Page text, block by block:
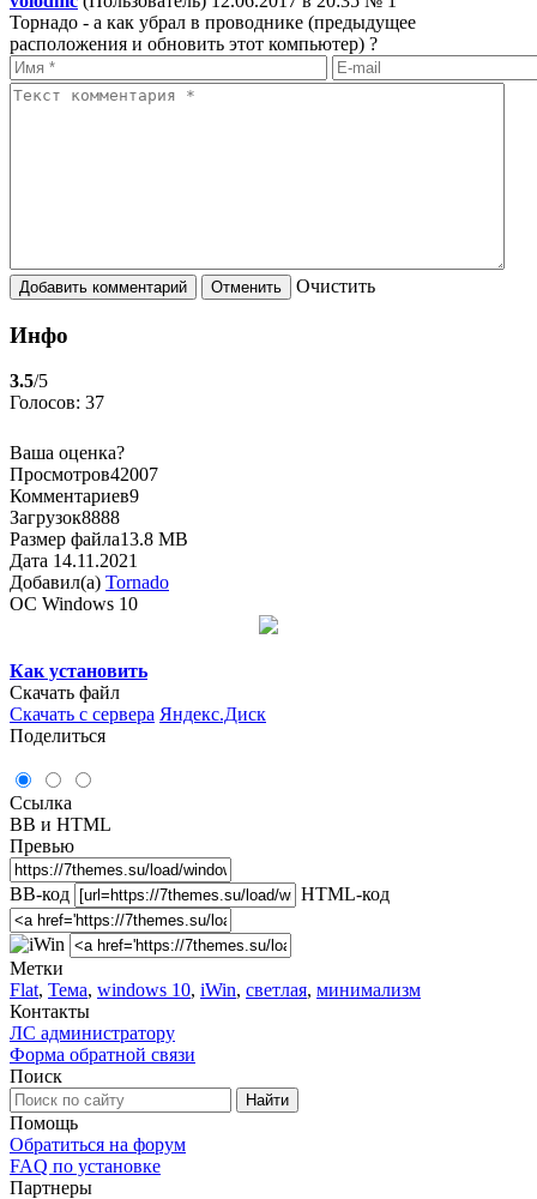
Торнадо - а как убрал в проводнике (предыдущее
расположения и обновить этот компьютер) ?
Oчистить
Инфо
3.5/5
Голосов: 37
Ваша оценка?
Просмотров42007
Комментариев9
Загрузок8888
Размер файла13.8 MB
Дата 14.11.2021
Добавил(а) Tornado
OC Windows 10
Как установить
Скачать файл
Скачать с сервера Яндекс.Диск
Поделиться
Ссылка
BB и HTML
Превью
BB-код HTML-код
Метки
Flat, Тема, windows 10, iWin, светлая, минимализм
Контакты
ЛС администратору
Форма обратной связи
Поиск
Помощь
Обратиться на форум
FAQ по установке
Партнеры